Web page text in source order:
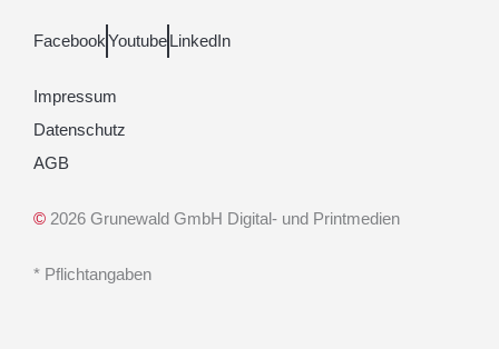
FacebookYoutubeLinkedIn
Impressum
Datenschutz
AGB
© 2026 Grunewald GmbH Digital- und Printmedien
* Pflichtangaben